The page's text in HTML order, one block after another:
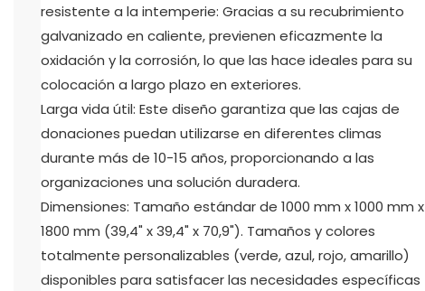
resistente a la intemperie: Gracias a su recubrimiento
galvanizado en caliente, previenen eficazmente la
oxidación y la corrosión, lo que las hace ideales para su
colocación a largo plazo en exteriores.
Larga vida útil: Este diseño garantiza que las cajas de
donaciones puedan utilizarse en diferentes climas
durante más de 10-15 años, proporcionando a las
organizaciones una solución duradera.
Dimensiones: Tamaño estándar de 1000 mm x 1000 mm x
1800 mm (39,4" x 39,4" x 70,9"). Tamaños y colores
totalmente personalizables (verde, azul, rojo, amarillo)
disponibles para satisfacer las necesidades específicas